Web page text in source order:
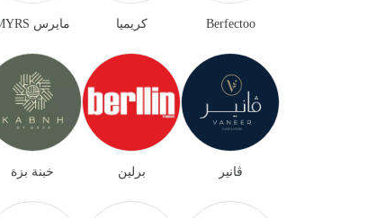
Berfectoo كريميا مايرس MYRS
ڤانير برلين خبنة بزة